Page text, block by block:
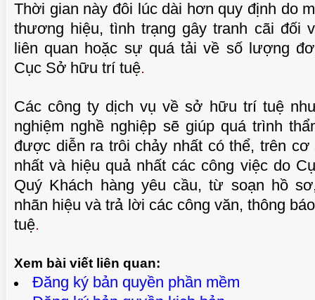
Thời gian này đôi lúc dài hơn quy định do
thương hiệu, tình trạng gây tranh cãi đối
liên quan hoặc sự quá tải về số lượng
Cục Sở hữu trí tuệ.
Các công ty dịch vụ về sở hữu trí tuệ
nghiệm nghề nghiệp sẽ giúp quá trình
được diễn ra trôi chảy nhất có thể, trên
nhất và hiệu quả nhất các công việc do
Quý Khách hàng yêu cầu, từ soạn hồ
nhãn hiệu và trả lời các công văn, thông
tuệ.
Xem bài viết liên quan:
Đăng ký bản quyền phần mềm